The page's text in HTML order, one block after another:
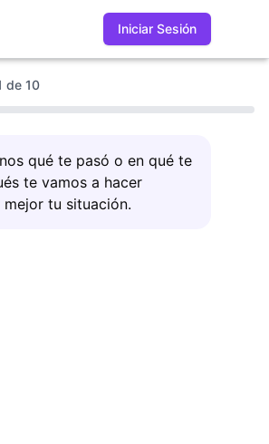
Iniciar Sesión
de 10
qué te pasó o en qué te
te vamos a hacer
tu situación.